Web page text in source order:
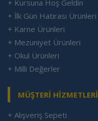
+ Kursuna Hoş Geldin
+ İlk Gün Hatırası Ürünleri
+ Karne Ürünleri
+ Mezuniyet Ürünleri
+ Okul Ürünleri
+ Milli Değerler
MÜŞTERİ HİZMETLERİ
+ Alışveriş Sepeti